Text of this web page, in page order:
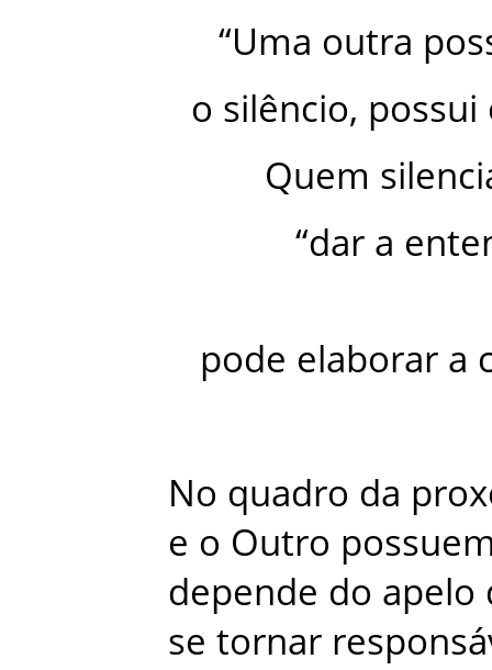
“Uma outra
o silêncio, possui
Quem
“dar a
pode elaborar a
No quadro da
e o Outro
depende do apelo
se tornar